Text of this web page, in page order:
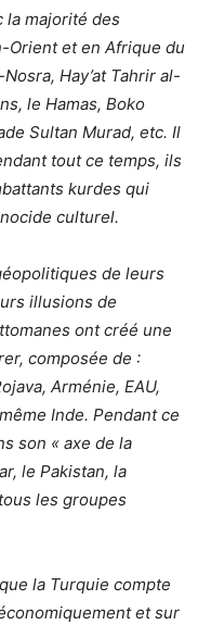
la majorité des
Orient et en Afrique du
Hay’at Tahrir al-
le Hamas, Boko
Sultan Murad, etc. Il
tout ce temps, ils
kurdes qui
culturel.
de leurs
illusions de
ont créé une
composée de :
Arménie, EAU,
Inde. Pendant ce
son « axe de la
le Pakistan, la
les groupes
la Turquie compte
et sur